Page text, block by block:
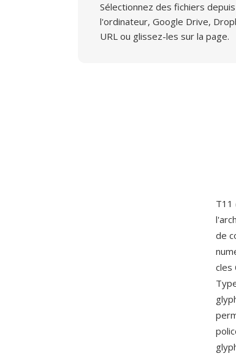
Sélectionnez des fichiers depuis
l'ordinateur, Google Drive,
URL ou glissez-les sur la page.
T11
de
cles